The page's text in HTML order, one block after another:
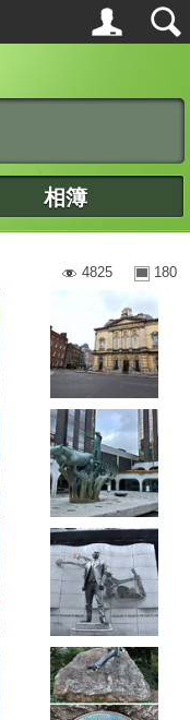
相簿
180
4825